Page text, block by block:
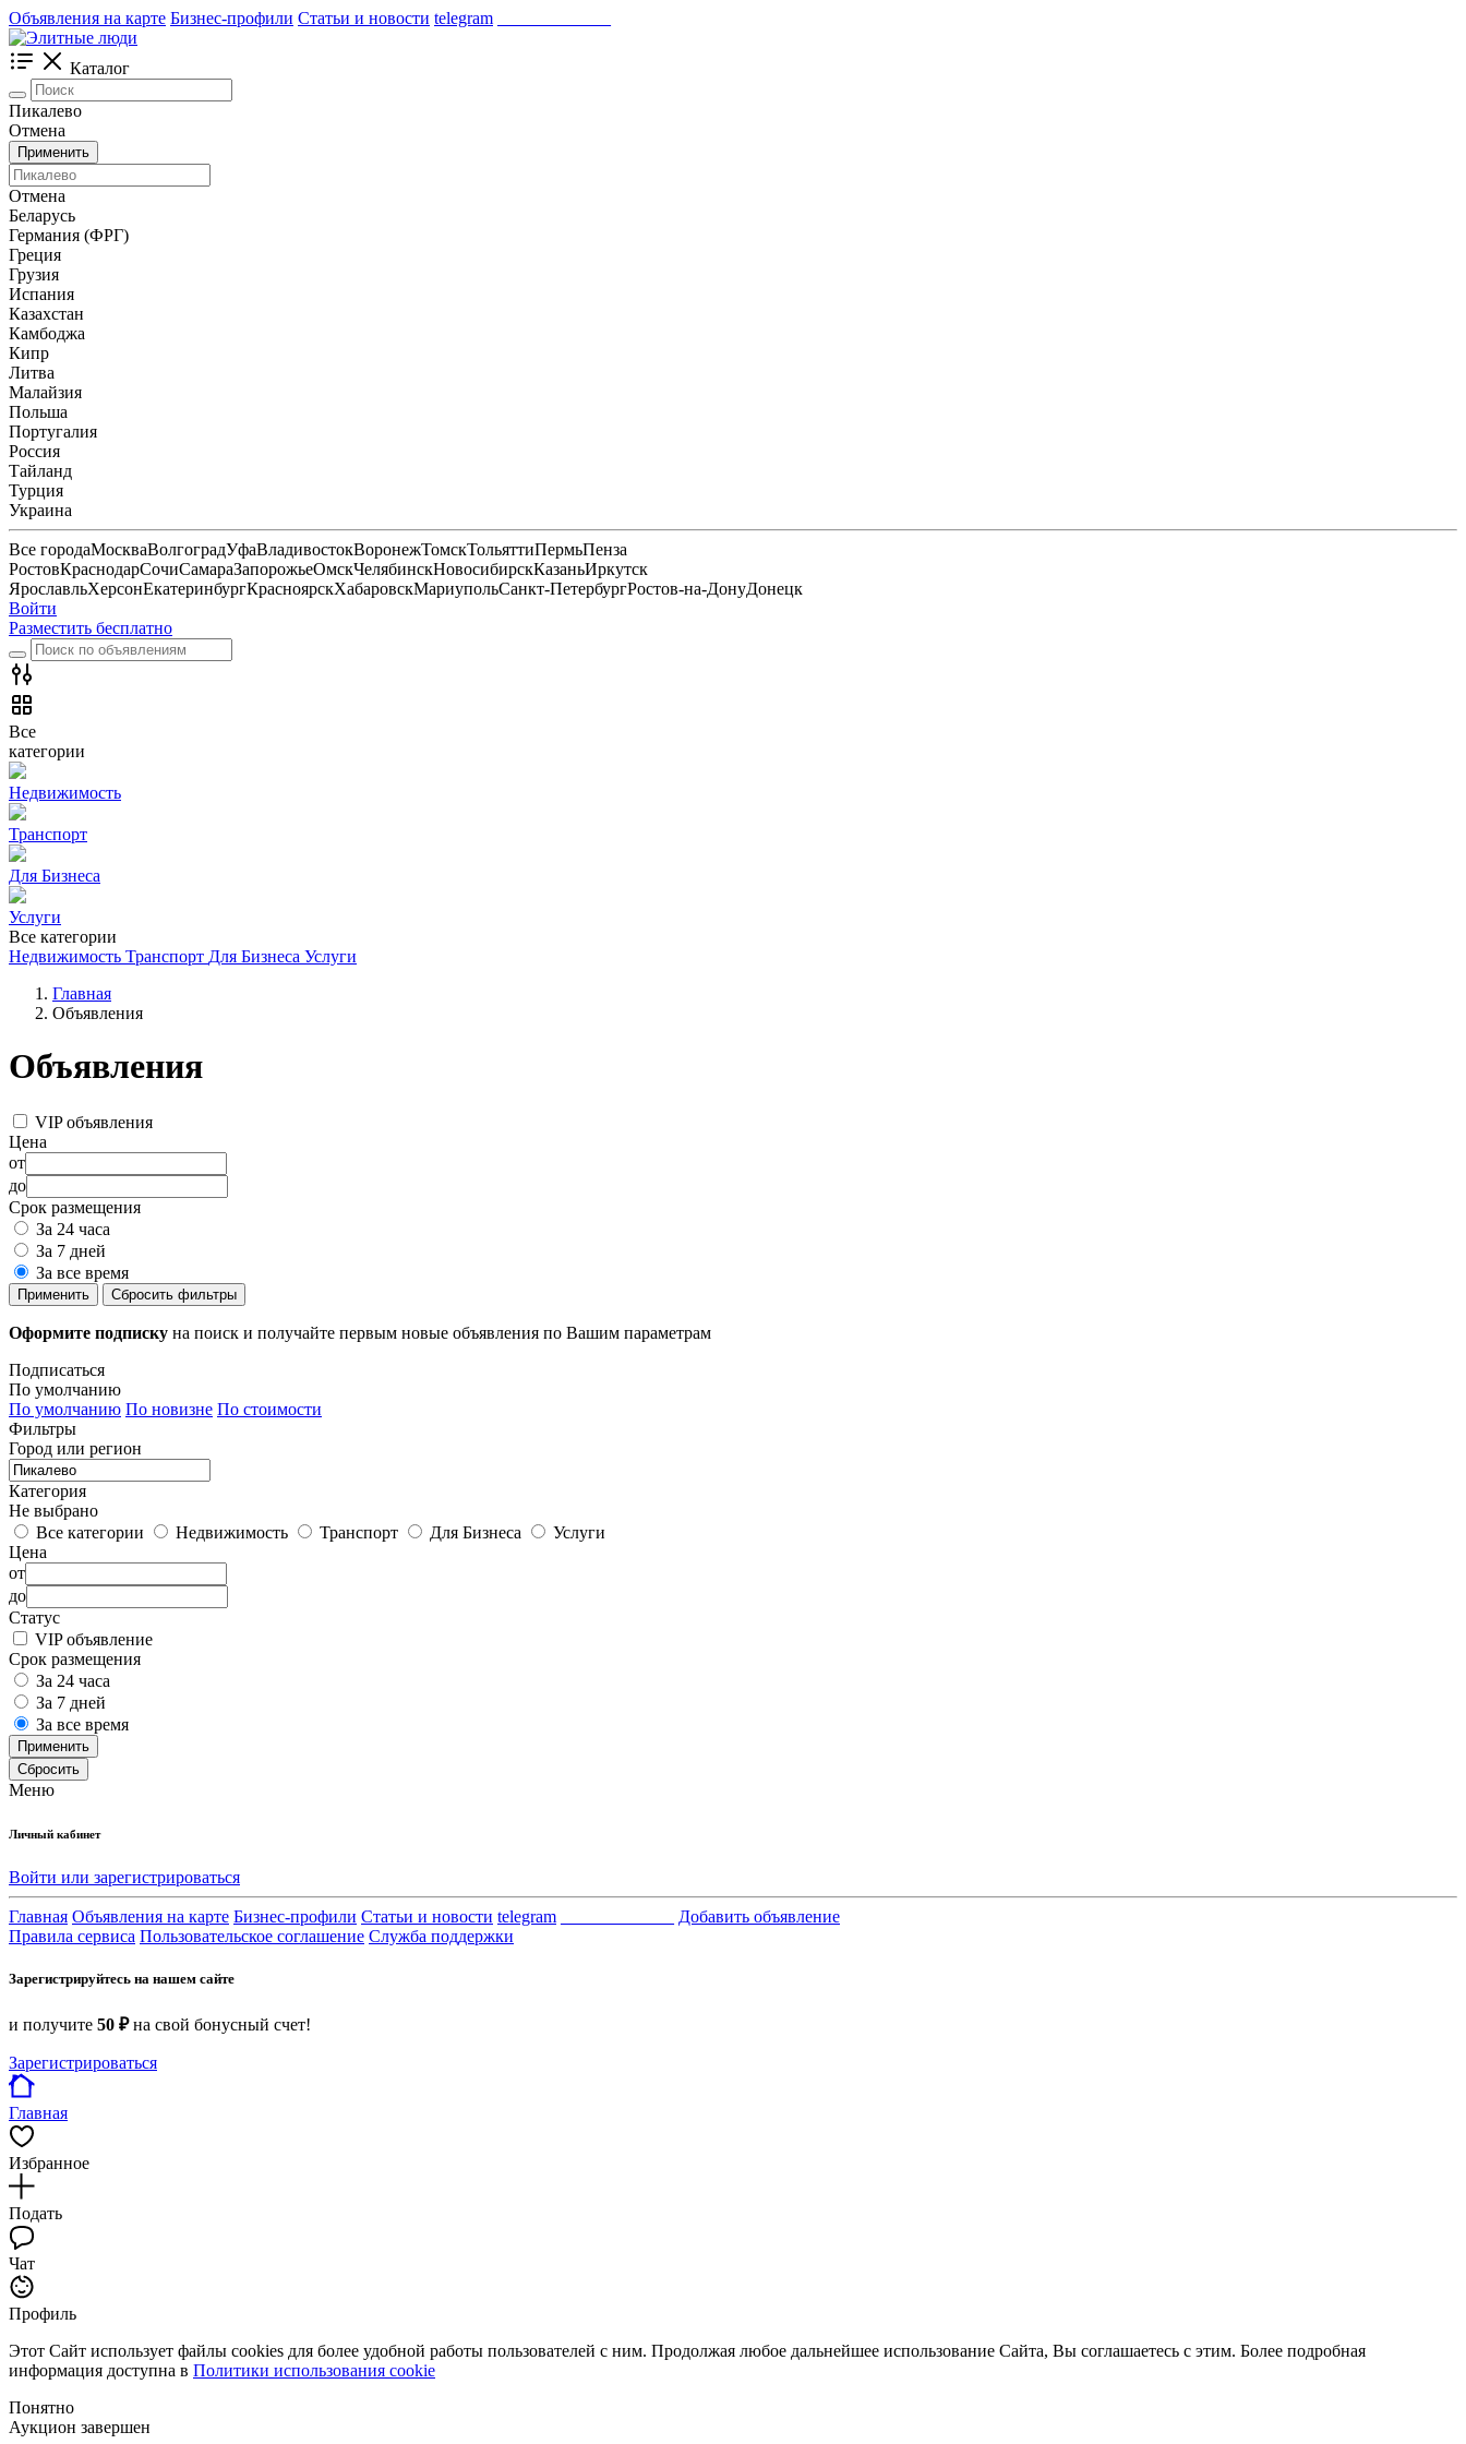
Объявления на карте Бизнес-профили Статьи и новости telegram
Каталог
Пикалево
Отмена
Применить
Отмена
Беларусь
Германия (ФРГ)
Греция
Грузия
Испания
Казахстан
Камбоджа
Кипр
Литва
Малайзия
Польша
Португалия
Россия
Тайланд
Турция
Украина
Все городаМоскваВолгоградУфаВладивостокВоронежТомскТольяттиПермьПенза
РостовКраснодарСочиСамараЗапорожьеОмскЧелябинскНовосибирскКазаньИркутск
ЯрославльХерсонЕкатеринбургКрасноярскХабаровскМариупольСанкт-ПетербургРостов-на-ДонуДонецк
Войти
Разместить бесплатно
Все
категории
Недвижимость
Транспорт
Для Бизнеса
Услуги
Все категории
Недвижимость Транспорт Для Бизнеса Услуги
Главная
Объявления
Объявления
VIP объявления
Цена
от
до
Срок размещения
За 24 часа
За 7 дней
За все время
Применить Сбросить фильтры
Оформите подписку на поиск и получайте первым новые объявления по Вашим параметрам
Подписаться
По умолчанию
По умолчанию По новизне По стоимости
Фильтры
Город или регион
Категория
Не выбрано
Все категории
Недвижимость Транспорт Для Бизнеса
Услуги
Цена
от
до
Статус
VIP объявление
Срок размещения
За 24 часа
За 7 дней
За все время
Применить
Сбросить
Меню
Личный кабинет
Войти или зарегистрироваться
Главная Объявления на карте Бизнес-профили Статьи и новости telegram
Добавить объявление
Правила сервиса Пользовательское соглашение Служба поддержки
Зарегистрируйтесь на нашем сайте
и получите 50 ₽на свой бонусный счет!
Зарегистрироваться
Главная
Избранное
Подать
Чат
Профиль
Этот Сайт использует файлы cookies для более удобной работы пользователей с ним. Продолжая любое дальнейшее использование Сайта, Вы соглашаетесь с этим. Более подробная
информация доступна в Политики использования cookie
Понятно
Аукцион завершен